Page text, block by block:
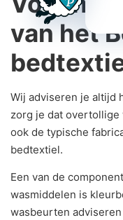
van het
Wij adviseren je altijd
zorg je dat
ook de typische
bedtextiel.
Een van de
wasmiddelen is
wasbeurten